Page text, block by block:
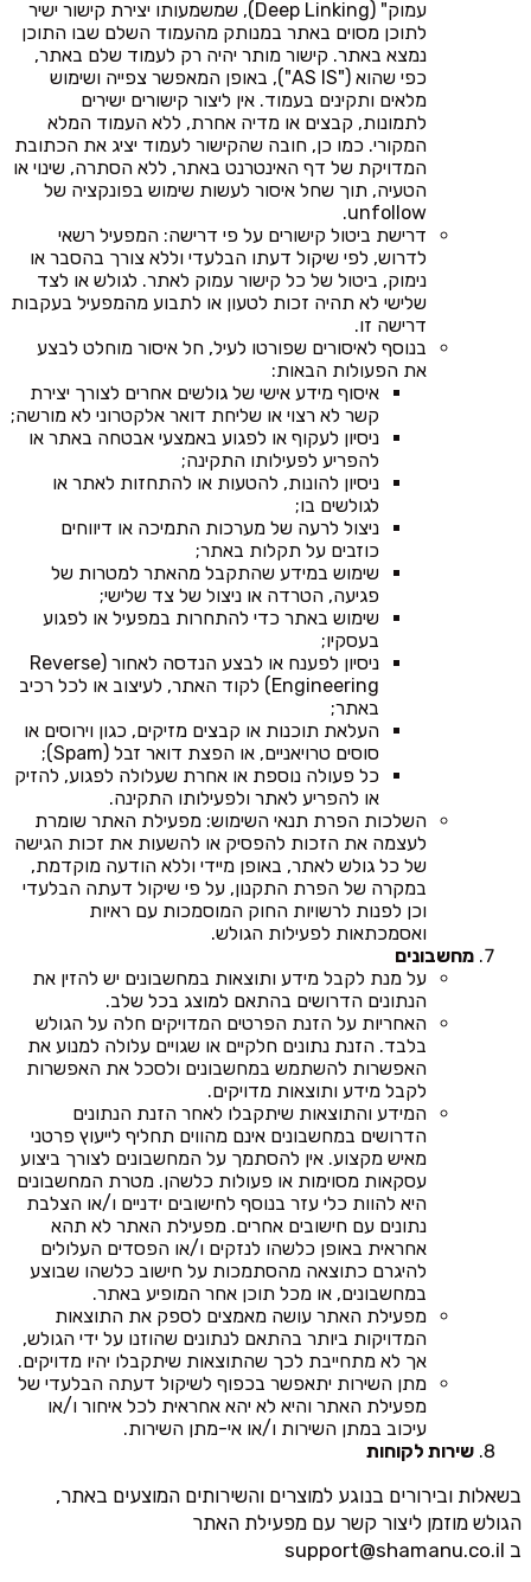
עמוק" (Deep Linking), שמשמעותו יצירת קישור ישיר
לתוכן מסוים באתר במנותק מהעמוד השלם שבו התוכן
נמצא באתר. קישור מותר יהיה רק לעמוד שלם באתר,
כפי שהוא ("AS IS"), באופן המאפשר צפייה ושימוש
מלאים ותקינים בעמוד. אין ליצור קישורים ישירים
לתמונות, קבצים או מדיה אחרת, ללא העמוד המלא
המקורי. כמו כן, חובה שהקישור לעמוד יציג את הכתובת
המדויקת של דף האינטרנט באתר, ללא הסתרה, שינוי או
הטעיה, תוך שחל איסור לעשות שימוש בפונקציה של
unfollow.
דרישת ביטול קישורים על פי דרישה: המפעיל רשאי
לדרוש, לפי שיקול דעתו הבלעדי וללא צורך בהסבר או
נימוק, ביטול של כל קישור עמוק לאתר. לגולש או לצד
שלישי לא תהיה זכות לטעון או לתבוע מהמפעיל בעקבות
דרישה זו.
בנוסף לאיסורים שפורטו לעיל, חל איסור מוחלט לבצע
את הפעולות הבאות:
איסוף מידע אישי של גולשים אחרים לצורך יצירת
קשר לא רצוי או שליחת דואר אלקטרוני לא מורשה;
ניסיון לעקוף או לפגוע באמצעי אבטחה באתר או
להפריע לפעילותו התקינה;
ניסיון להונות, להטעות או להתחזות לאתר או
לגולשים בו;
ניצול לרעה של מערכות התמיכה או דיווחים
כוזבים על תקלות באתר;
שימוש במידע שהתקבל מהאתר למטרות של
פגיעה, הטרדה או ניצול של צד שלישי;
שימוש באתר כדי להתחרות במפעיל או לפגוע
בעסקיו;
ניסיון לפענח או לבצע הנדסה לאחור (Reverse
Engineering) לקוד האתר, לעיצוב או לכל רכיב
באתר;
העלאת תוכנות או קבצים מזיקים, כגון וירוסים או
סוסים טרויאניים, או הפצת דואר זבל (Spam);
כל פעולה נוספת או אחרת שעלולה לפגוע, להזיק
או להפריע לאתר ולפעילותו התקינה.
השלכות הפרת תנאי השימוש: מפעילת האתר שומרת
לעצמה את הזכות להפסיק או להשעות את זכות הגישה
של כל גולש לאתר, באופן מיידי וללא הודעה מוקדמת,
במקרה של הפרת התקנון, על פי שיקול דעתה הבלעדי
וכן לפנות לרשויות החוק המוסמכות עם ראיות
ואסמכתאות לפעילות הגולש.
מחשבונים
על מנת לקבל מידע ותוצאות במחשבונים יש להזין את
הנתונים הדרושים בהתאם למוצג בכל שלב.
האחריות על הזנת הפרטים המדויקים חלה על הגולש
בלבד. הזנת נתונים חלקיים או שגויים עלולה למנוע את
האפשרות להשתמש במחשבונים ולסכל את האפשרות
לקבל מידע ותוצאות מדויקים.
המידע והתוצאות שיתקבלו לאחר הזנת הנתונים
הדרושים במחשבונים אינם מהווים תחליף לייעוץ פרטני
מאיש מקצוע. אין להסתמך על המחשבונים לצורך ביצוע
עסקאות מסוימות או פעולות כלשהן. מטרת המחשבונים
היא להוות כלי עזר בנוסף לחישובים ידניים ו/או הצלבת
נתונים עם חישובים אחרים. מפעילת האתר לא תהא
אחראית באופן כלשהו לנזקים ו/או הפסדים העלולים
להיגרם כתוצאה מהסתמכות על חישוב כלשהו שבוצע
במחשבונים, או מכל תוכן אחר המופיע באתר.
מפעילת האתר עושה מאמצים לספק את התוצאות
המדויקות ביותר בהתאם לנתונים שהוזנו על ידי הגולש,
אך לא מתחייבת לכך שהתוצאות שיתקבלו יהיו מדויקים.
מתן השירות יתאפשר בכפוף לשיקול דעתה הבלעדי של
מפעילת האתר והיא לא יהא אחראית לכל איחור ו/או
עיכוב במתן השירות ו/או אי-מתן השירות.
שירות לקוחות
בשאלות ובירורים בנוגע למוצרים והשירותים המוצעים באתר,
הגולש מוזמן ליצור קשר עם מפעילת האתר
ב support@shamanu.co.il